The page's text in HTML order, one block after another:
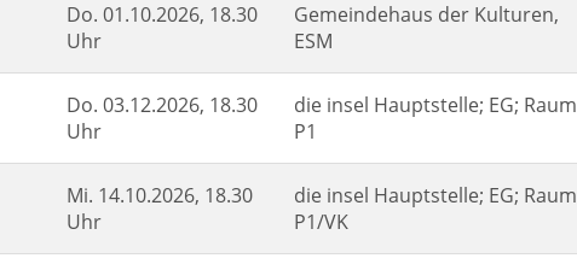
Do. 01.10.2026, 18.30
Uhr
Gemeindehaus der Kulturen,
ESM
Do. 03.12.2026, 18.30
Uhr
die insel Hauptstelle; EG; Raum
P1
Mi. 14.10.2026, 18.30
Uhr
die insel Hauptstelle; EG; Raum
P1/VK